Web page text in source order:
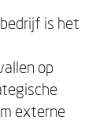
is het
op
externe